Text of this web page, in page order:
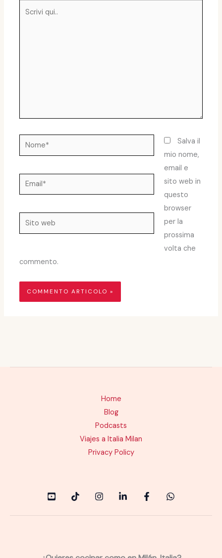
Nome*
Email*
Sito
web
Salva il
mio nome,
email e
sito web in
questo
browser
per la
prossima
volta che
commento.
Home
Blog
Podcasts
Viajes a Italia Milan
Privacy Policy